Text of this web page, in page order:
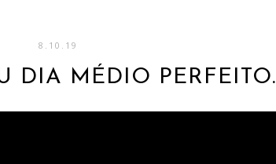
8.10.19
DIA MÉDIO PERFEITO.